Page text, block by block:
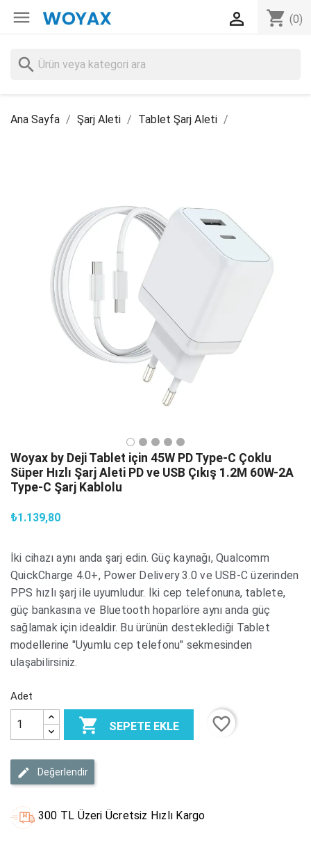
 shopping_cart (0)

search
Ana Sayfa Şarj Aleti Tablet Şarj Aleti
Woyax by Deji Tablet için 45W PD Type-C Çoklu
Süper Hızlı Şarj Aleti PD ve USB Çıkış 1.2M 60W-2A
Type-C Şarj Kablolu
₺1.139,80
İki cihazı aynı anda şarj edin. Güç kaynağı, Qualcomm
QuickCharge 4.0+, Power Delivery 3.0 ve USB-C üzerinden
PPS hızlı şarj ile uyumludur. İki cep telefonuna, tablete,
güç bankasına ve Bluetooth hoparlöre aynı anda güç
sağlamak için idealdir. Bu ürünün desteklediği Tablet
modellerine "Uyumlu cep telefonu" sekmesinden
ulaşabilirsiniz.
Adet
 SEPETE EKLE favorite_border
Değerlendir
300 TL Üzeri Ücretsiz Hızlı Kargo